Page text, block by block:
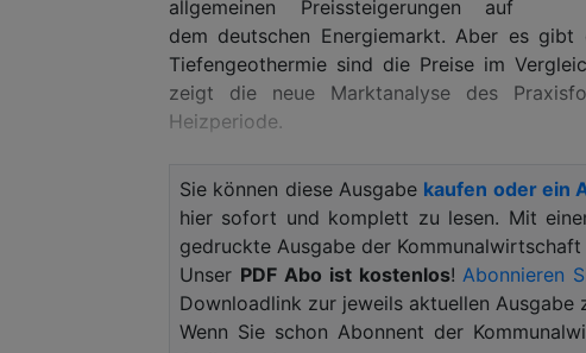
allgemeinen Preissteigerungen auf
dem deutschen Energiemarkt. Aber es gibt
Tiefengeothermie sind die Preise im
zeigt die neue Marktanalyse des
Heizperiode.
Anlage versorgt. Der Anteil der Erdwärme
es gibt eine große Gemeinsamkeit:
verfügbar ist, profitieren die Menschen
Rückgang im Vorjahr um
Heizperiode 2025/26 erfreuliche Zahlen.
Sie können diese Ausgabe kaufen oder ein
hier sofort und komplett zu lesen. Mit
gedruckte Ausgabe der Kommunalwirtschaft
Unser PDF Abo ist kostenlos! Abonnieren
Downloadlink zur jeweils aktuellen
Wenn Sie schon Abonnent der